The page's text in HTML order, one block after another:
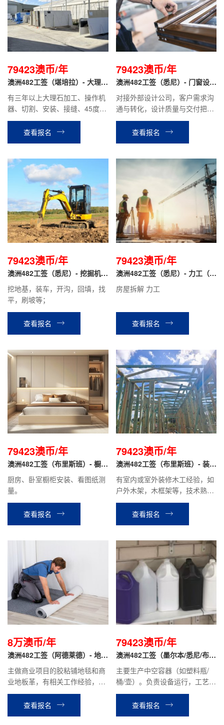
79423澳币/年
澳洲482工签（堪培拉）- 大理石
有三年以上大理石加工、操作机
器、切割、安装、接缝、45度拼
接、抛光等经验，有驾照。
查看报名
79423澳币/年
澳洲482工签（悉尼）- 门窗设计
对接外部设计公司，客户需求沟
通与转化，设计质量与交付把控
以及基础设计支持。门窗幕墙公
司做过设计的，在大的设计装修
公司工作过的优先
查看报名
79423澳币/年
澳洲482工签（悉尼）- 挖掘机司
挖地基，装车，开沟，回填，找
平，刷坡等；
查看报名
79423澳币/年
澳洲482工签（悉尼）- 力工（无
房屋拆解 力工
查看报名
79423澳币/年
澳洲482工签（布里斯班）- 橱柜
安装工
厨房、卧室橱柜安装、看图纸测
量。
查看报名
79423澳币/年
澳洲482工签（布里斯班）- 装修
木工
有室内或室外装修木工经验，如
户外木架，木框架等，技术熟
练，有驾照；
查看报名
8万澳币/年
澳洲482工签（阿德莱德）- 地毯
工
主做商业项目的胶粘铺地毯和商
业地板革，有相关工作经验，技
术熟练，有驾照。
查看报名
79423澳币/年
澳洲482工签（墨尔本/悉尼/布里
斯班）- 吹塑技术工
主要生产中空容器（如塑料瓶/
桶/壶）。负责设备运行，工艺调
整，故障排除、机械维修等工
作；会操作调试中空成型机，有
吹塑经验。
查看报名